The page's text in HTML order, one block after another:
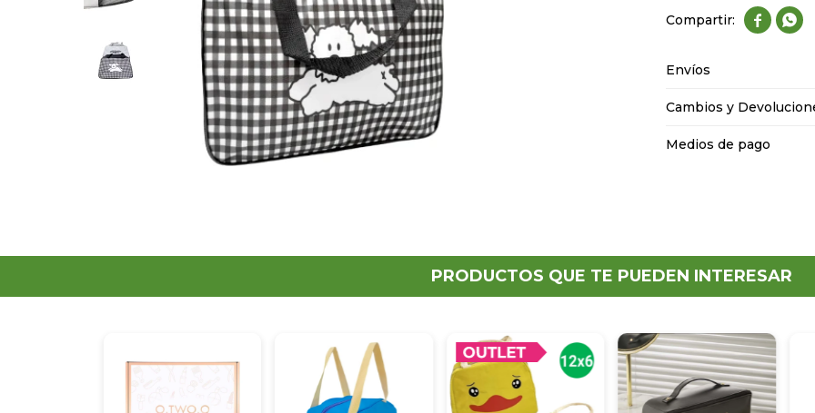
 
Envíos
Cambios y
Medios de pago
PRODUCTOS QUE TE PUEDEN INTERESAR